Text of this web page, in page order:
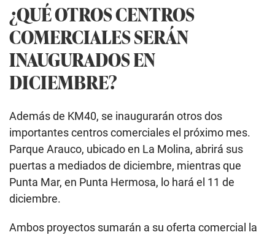
¿QUÉ OTROS CENTROS
COMERCIALES SERÁN
INAUGURADOS EN
DICIEMBRE?
Además de KM40, se inaugurarán otros dos
importantes centros comerciales el próximo mes.
Parque Arauco, ubicado en La Molina, abrirá sus
puertas a mediados de diciembre, mientras que
Punta Mar, en Punta Hermosa, lo hará el 11 de
diciembre.
Ambos proyectos sumarán a su oferta comercial la